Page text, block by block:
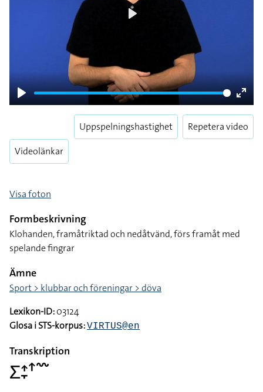
Play
Enter
Videolänkar
Uppspelningshastighet Repetera video
Visa foton
Formbeskrivning
Klohanden, framåtriktad och nedåtvänd, förs framåt med
spelande fingrar
Ämne
Sport > klubbar och föreningar > döva
Lexikon-ID:03124
Glosa i STS-korpus:VIRTUS@en
Transkription
􌤥􌤴􌥙􌦃􌥳